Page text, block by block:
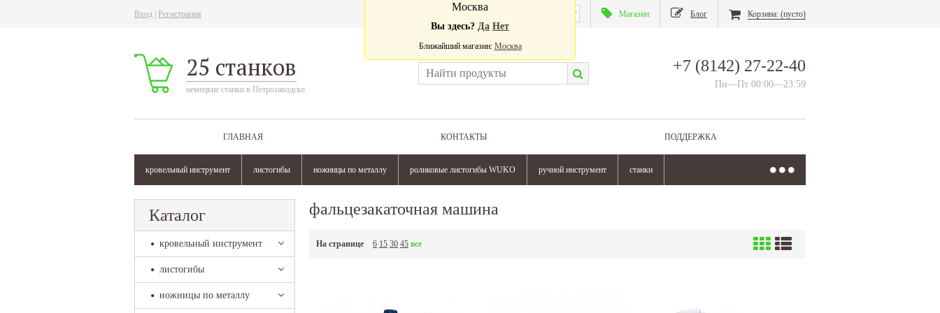
Вход Регистрация Магазин Блог Корзина: (пусто)
25 станков
немецкие станки в Петрозаводске
+7 (8142) 27-22-40
Пн—Пт 00:00—23:59
ГЛАВНАЯ КОНТАКТЫ ПОДДЕРЖКА
кровельный инструмент листогибы ножницы по металлу роликовые листогибы WUKO ручной инструмент станки
Москва
Вы здесь? Да Нет
Ближайший магазин: Москва
Каталог
кровельный инструмент
листогибы
ножницы по металлу
фальцезакаточная машина
На странице 6 15 30 45 все